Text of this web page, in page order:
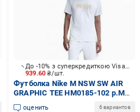
939.60₴/шт.
До -10% з суперкредиткою Visa Вигода
Футболка Nike M NSW SW AIR
GRAPHIC TEE HM0185-102 р.M
белый
оценить 6 вариантов